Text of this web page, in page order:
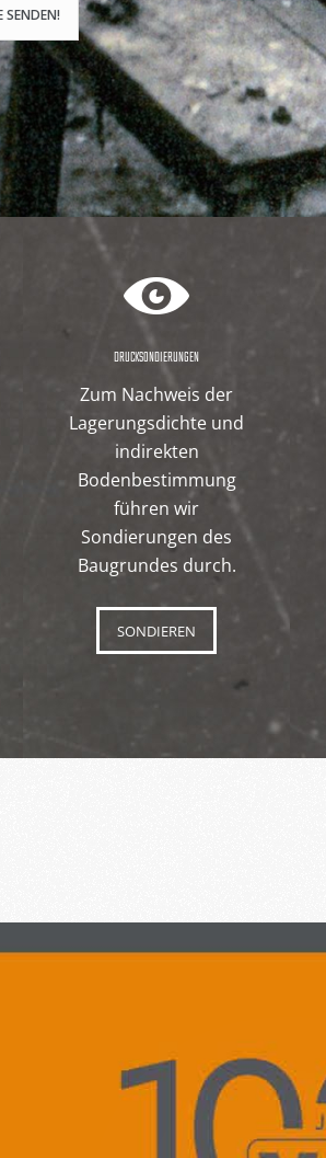
SENDEN!
DRUCKSONDIERUNGEN
Zum Nachweis der
Lagerungsdichte und
indirekten
Bodenbestimmung
führen wir
Sondierungen des
Baugrundes durch.
SONDIEREN